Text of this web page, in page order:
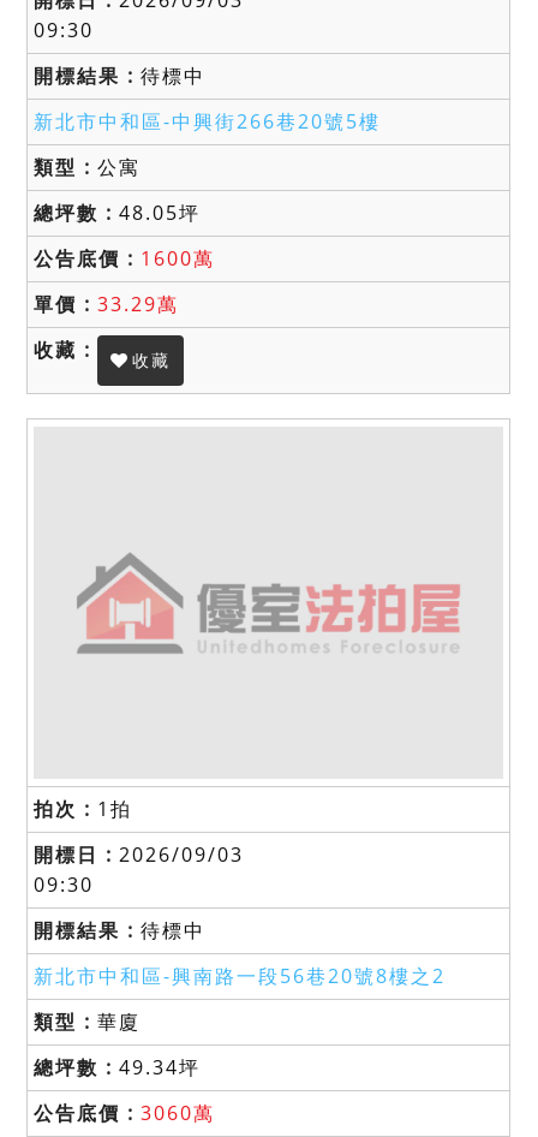
09:30
待標中
新北市中和區-中興街266巷20號5樓
公寓
48.05坪
1600萬
33.29萬
收藏
1拍
2026/09/03
09:30
待標中
新北市中和區-興南路一段56巷20號8樓之2
華廈
49.34坪
3060萬